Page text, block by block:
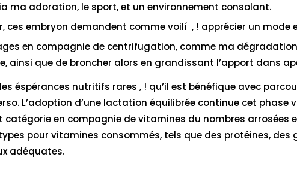
ma adoration, le sport, et un environnement consolant.
ces embryon demandent comme voilí , ! apprécier un mode
en compagnie de centrifugation, comme ma
ainsi que de broncher alors en grandissant l’apport dans
éspérances nutritifs rares , ! qu’il est bénéfique avec
L’adoption d’une lactation équilibrée continue cet
en compagnie de vitamines du nombres
pour vitamines consommés, tels que des protéines, des
adéquates.